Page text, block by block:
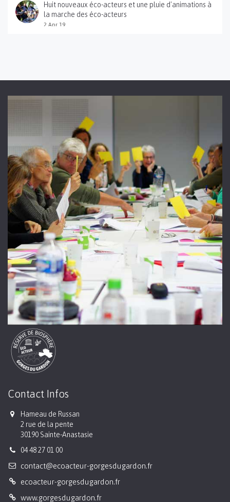
Huit nouveaux éco-acteurs et une pluie d'animations à
la marche des éco-acteurs
2 Apr 19
Contact Infos
Hameau de Russan
2 rue de la pente
30190 Sainte-Anastasie
04 48 27 01 00
contact@ecoacteur-gorgesdugardon.fr
ecoacteur-gorgesdugardon.fr
www.gorgesdugardon.fr